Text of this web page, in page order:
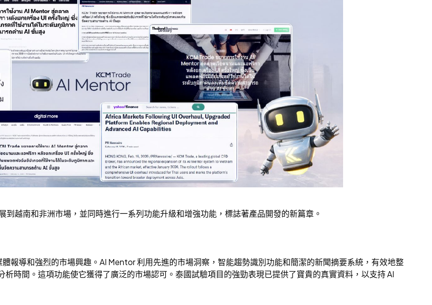
越南和非洲市場，並同時進行一系列功能升級和增強功能，標誌著產品開發的新篇章。
報導和強烈的市場興趣。AI Mentor 利用先進的市場洞察，智能趨勢識別功能和簡潔的新聞摘要系統，有效地整
時間。這項功能使它獲得了廣泛的市場認可。泰國試驗項目的強勁表現已提供了寶貴的真實資料，以支持 AI